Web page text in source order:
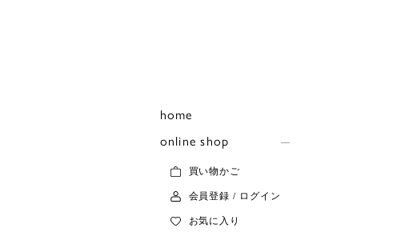
home
online shop
買い物かご
会員登録 / ログイン
お気に入り